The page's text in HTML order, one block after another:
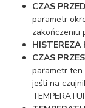
CZAS
parametr
zakończeniu
HISTEREZA
CZAS
parametr ten
jeśli na